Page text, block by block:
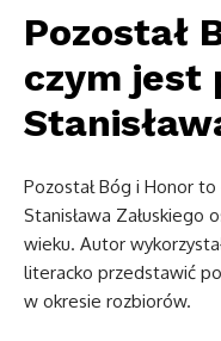
Pozostał
czym jest
Pozostał Bóg i Honor
Stanisława Załuskiego
wieku. Autor
literacko przedstawić
w okresie rozbiorów.